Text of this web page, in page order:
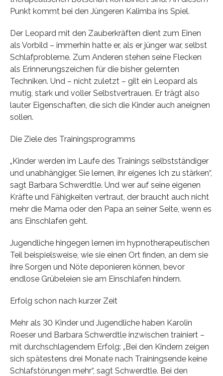
Punkt kommt bei den Jüngeren Kalimba ins Spiel.
Der Leopard mit den Zauberkräften dient zum Einen
als Vorbild – immerhin hatte er, als er jünger war, selbst
Schlafprobleme. Zum Anderen stehen seine Flecken
als Erinnerungszeichen für die bisher gelernten
Techniken. Und – nicht zuletzt – gilt ein Leopard als
mutig, stark und voller Selbstvertrauen. Er trägt also
lauter Eigenschaften, die sich die Kinder auch aneignen
sollen.
Die Ziele des Trainingsprogramms
„Kinder werden im Laufe des Trainings selbstständiger
und unabhängiger. Sie lernen, ihr eigenes Ich zu stärken“,
sagt Barbara Schwerdtle. Und wer auf seine eigenen
Kräfte und Fähigkeiten vertraut, der braucht auch nicht
mehr die Mama oder den Papa an seiner Seite, wenn es
ans Einschlafen geht.
Jugendliche hingegen lernen im hypnotherapeutischen
Teil beispielsweise, wie sie einen Ort finden, an dem sie
ihre Sorgen und Nöte deponieren können, bevor
endlose Grübeleien sie am Einschlafen hindern.
Erfolg schon nach kurzer Zeit
Mehr als 30 Kinder und Jugendliche haben Karolin
Roeser und Barbara Schwerdtle inzwischen trainiert –
mit durchschlagendem Erfolg: „Bei den Kindern zeigen
sich spätestens drei Monate nach Trainingsende keine
Schlafstörungen mehr“, sagt Schwerdtle. Bei den